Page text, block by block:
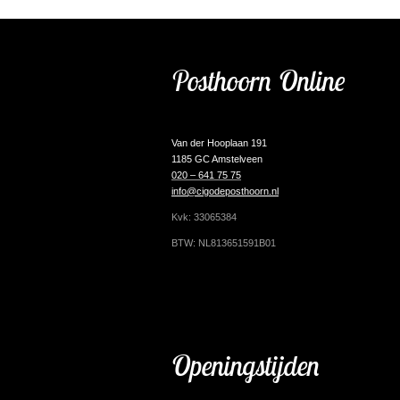
Posthoorn Online
Van der Hooplaan 191
1185 GC Amstelveen
020 – 641 75 75
info@cigodeposthoorn.nl
Kvk: 33065384
BTW: NL813651591B01
Openingstijden